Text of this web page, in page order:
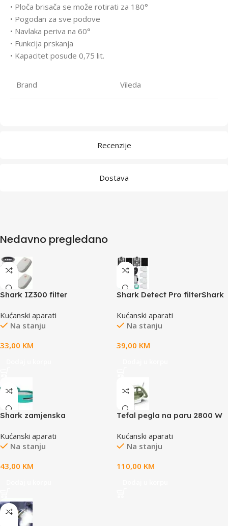
Recenzije
Dostava
• Ploča brisača se može rotirati za 180°
• Pogodan za sve podove
• Navlaka periva na 60°
• Funkcija prskanja
• Kapacitet posude 0,75 lit.
Brand Vileda
Nedavno pregledano
Shark IZ300 filter
Kućanski aparati
Na stanju
33,00 KM
Shark Detect Pro filterShark
Kućanski aparati
Na stanju
39,00 KM
Shark zamjenska
modelima: IZ400EU/Tseriji,
IW3611EU
Kućanski aparati
Na stanju
43,00 KM
Tefal pegla na paru 2800 W
Kućanski aparati
Na stanju
110,00 KM